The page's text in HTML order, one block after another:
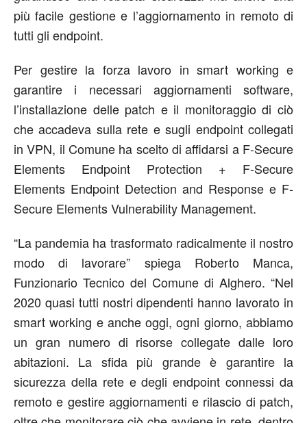
più facile gestione e l’aggiornamento in remoto di
tutti gli endpoint.
Per gestire la forza lavoro in smart working e
garantire i necessari aggiornamenti software,
l’installazione delle patch e il monitoraggio di ciò
che accadeva sulla rete e sugli endpoint collegati
in VPN, il Comune ha scelto di affidarsi a F-Secure
Elements Endpoint Protection + F-Secure
Elements Endpoint Detection and Response e F-
Secure Elements Vulnerability Management.
“La pandemia ha trasformato radicalmente il nostro
modo di lavorare” spiega Roberto Manca,
Funzionario Tecnico del Comune di Alghero. “Nel
2020 quasi tutti nostri dipendenti hanno lavorato in
smart working e anche oggi, ogni giorno, abbiamo
un gran numero di risorse collegate dalle loro
abitazioni. La sfida più grande è garantire la
sicurezza della rete e degli endpoint connessi da
remoto e gestire aggiornamenti e rilascio di patch,